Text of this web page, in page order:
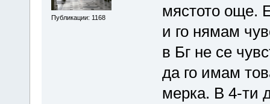
Публикации: 1168
мястото още.
и го нямам
в Бг не се
да го имам
мерка. В 4-ти